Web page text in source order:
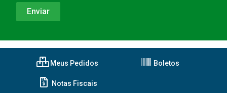
Meus Pedidos Boletos
Notas Fiscais